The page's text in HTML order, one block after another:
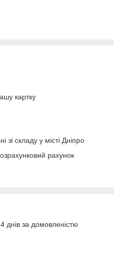
картку
зі складу у місті Дніпро
рахунок
днів за домовленістю